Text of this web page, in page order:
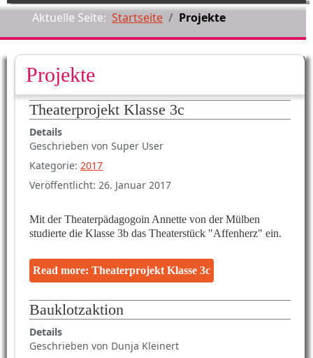
Aktuelle Seite: Startseite Projekte
Projekte
Theaterprojekt Klasse 3c
Details
Geschrieben von Super User
Kategorie: 2017
Veröffentlicht: 26. Januar 2017
Mit der Theaterpädagogoin Annette von der Mülben
studierte die Klasse 3b das Theaterstück "Affenherz" ein.
Read more: Theaterprojekt Klasse 3c
Bauklotzaktion
Details
Geschrieben von Dunja Kleinert